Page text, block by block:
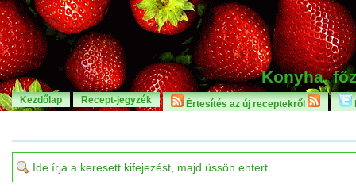
Konyha,
Kezdőlap Recept-jegyzék Értesítés az új receptekről